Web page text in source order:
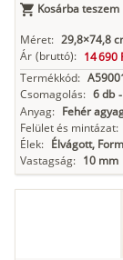
Kosárba teszem
Méret: 29,8×74,8
Ár (bruttó): 14 690
Termékkód:
Csomagolás: 6 db -
Anyag: Fehér
Felület és mintázat:
Élek: Élvágott,
Vastagság: 10 mm